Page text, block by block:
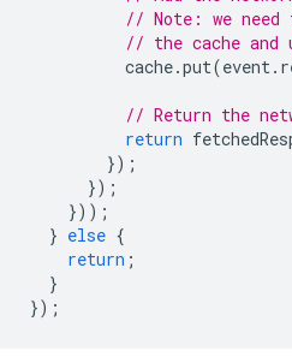
// Note: we
// the cache and
cache.put(event.
// Return the
return
});
});
}));
} else {
return ;
}
});